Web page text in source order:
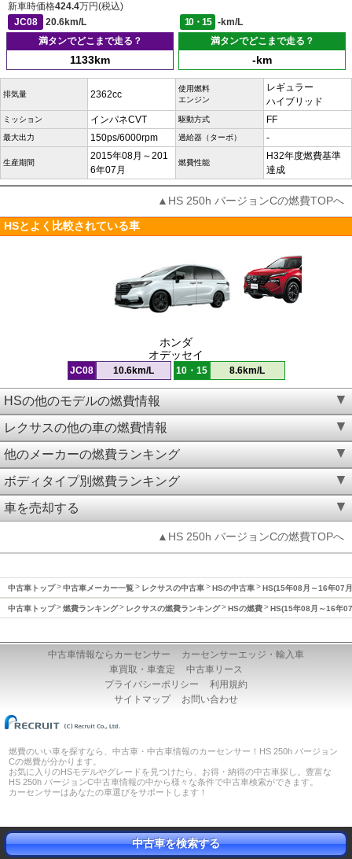
新車時価格424.4万円(税込)
JC08
20.6km/L 10・15
-km/L
満タンでどこまで走る？
1133km
満タンでどこまで走る？
-km
排気量 2362cc
使用燃料
エンジン
レギュラー
ハイブリッド
ミッション インパネCVT 駆動方式 FF
最大出力 150ps/6000rpm 過給器（ターボ） -
生産期間
2015年08月～201
6年07月
燃費性能
H32年度燃費基準
達成
▲HS 250h バージョンCの燃費TOPへ
HSとよく比較されている車
ホンダ
オデッセイ
JC08 10.6km/L 10・15 8.6km/L
HSの他のモデルの燃費情報
レクサスの他の車の燃費情報
他のメーカーの燃費ランキング
ボディタイプ別燃費ランキング
車を売却する
▲HS 250h バージョンCの燃費TOPへ
中古車トップ 中古車メーカー一覧 レクサスの中古車 HSの中古車 HS(15年08月～16年07
中古車トップ 燃費ランキング レクサスの燃費ランキング HSの燃費 HS(15年08月～16年
中古車情報ならカーセンサー
カーセンサーエッジ・輸入車
車買取・車査定
中古車リース
プライバシーポリシー
利用規約
サイトマップ
お問い合わせ
燃費のいい車を探すなら、中古車・中古車情報のカーセンサー！HS 250h バージョン
Cの燃費が分かります。
お気に入りのHSモデルやグレードを見つけたら、お得・納得の中古車探し。豊富な
HS 250h バージョンC中古車情報の中から様々な条件で中古車検索ができます。
カーセンサーはあなたの車選びをサポートします！
中古車を検索する